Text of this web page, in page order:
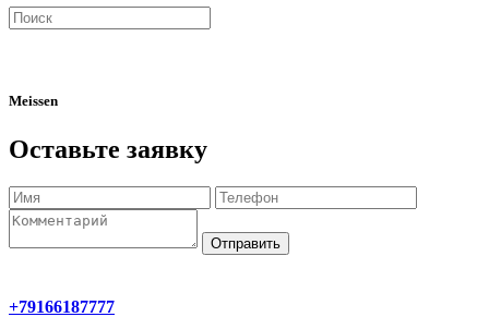
Meissen
Оставьте заявку
Отправить
+79166187777